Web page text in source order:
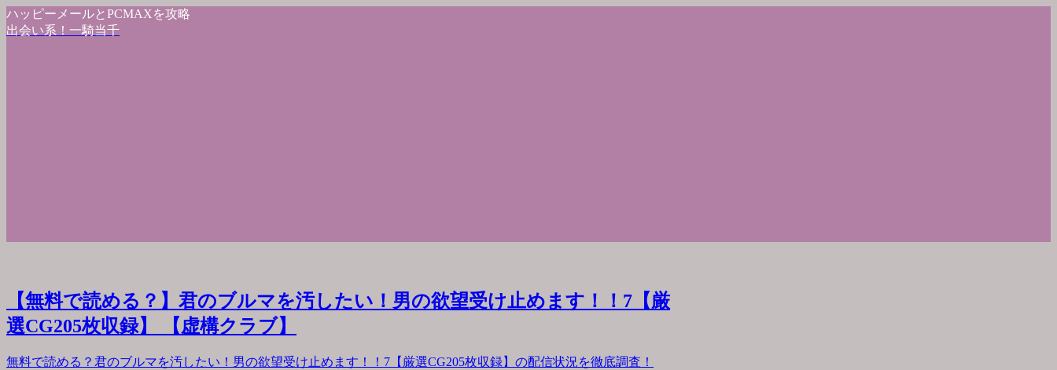
ハッピーメールとPCMAXを攻略
出会い系！一騎当千
【無料で読める？】君のブルマを汚したい！男の欲望受け止めます！！7【厳
選CG205枚収録】 【虚構クラブ】
無料で読める？君のブルマを汚したい！男の欲望受け止めます！！7【厳選CG205枚収録】の配信状況を徹底調査！